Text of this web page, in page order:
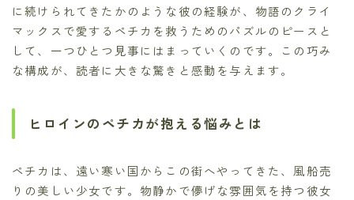
に続けられてきたかのような彼の経験が、物語のクライ
マックスで愛するペチカを救うためのパズルのピースと
して、一つひとつ見事にはまっていくのです。この巧み
な構成が、読者に大きな驚きと感動を与えます。
ヒロインのペチカが抱える悩みとは
ペチカは、遠い寒い国からこの街へやってきた、風船売
りの美しい少女です。物静かで儚げな雰囲気を持つ彼女